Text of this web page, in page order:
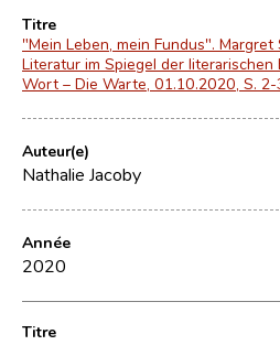
Titre
"Mein Leben, mein Fundus".
Literatur im Spiegel der literarischen
Wort – Die Warte, 01.10.2020, S. 2-
Auteur(e)
Nathalie Jacoby
Année
2020
Titre